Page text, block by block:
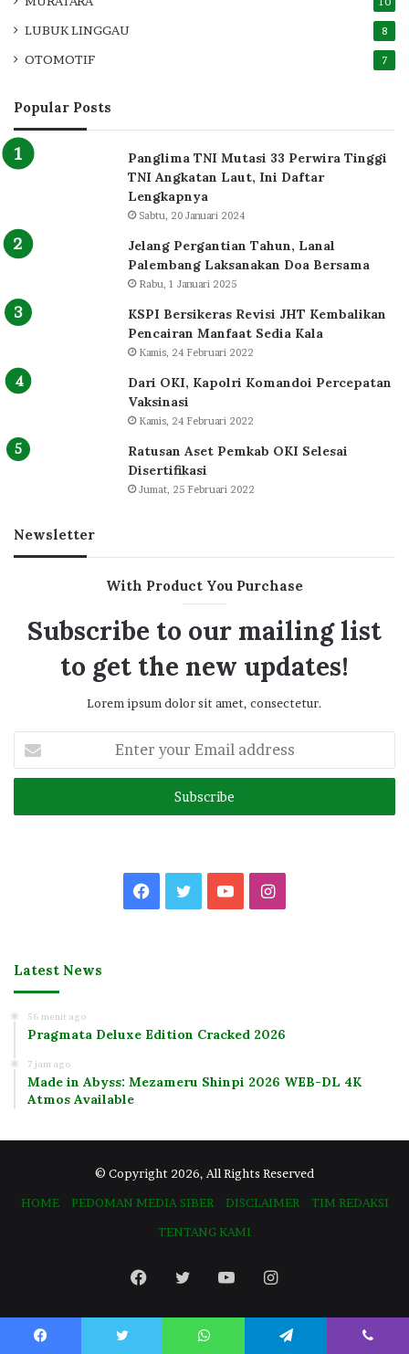
LUBUK LINGGAU 8
OTOMOTIF 7
Popular Posts
Panglima TNI Mutasi 33 Perwira Tinggi
TNI Angkatan Laut, Ini Daftar
Lengkapnya
Sabtu, 20 Januari 2024
Jelang Pergantian Tahun, Lanal
Palembang Laksanakan Doa Bersama
Rabu, 1 Januari 2025
KSPI Bersikeras Revisi JHT Kembalikan
Pencairan Manfaat Sedia Kala
Kamis, 24 Februari 2022
Dari OKI, Kapolri Komandoi Percepatan
Vaksinasi
Kamis, 24 Februari 2022
Ratusan Aset Pemkab OKI Selesai
Disertifikasi
Jumat, 25 Februari 2022
Newsletter
With Product You Purchase
Subscribe to our mailing list
to get the new updates!
Lorem ipsum dolor sit amet, consectetur.
your
Email
Facebook
TwitterYouTubeInstagram
Latest News
56 menit ago
Pragmata Deluxe Edition Cracked 2026
7 jam ago
Made in Abyss: Mezameru Shinpi 2026 WEB-DL 4K
Atmos Available
© Copyright 2026, All Rights Reserved
HOME
PEDOMAN MEDIA SIBER DISCLAIMER
TIM REDAKSI
TENTANG KAMI
Facebook
TwitterYouTubeInstagram